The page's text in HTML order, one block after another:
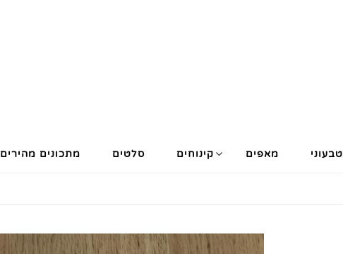
טבעוני מאפים קינוחים סלטים מתכונים מהירים